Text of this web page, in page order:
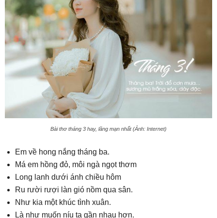
Bài thơ tháng 3 hay, lãng mạn nhất (Ảnh: Internet)
Em về hong nắng tháng ba.
Má em hồng đỏ, môi ngà ngọt thơm
Long lanh dưới ánh chiều hôm
Ru rười rượi làn gió nồm qua sân.
Như kia một khúc tình xuân.
Là như muốn níu ta gần nhau hơn.